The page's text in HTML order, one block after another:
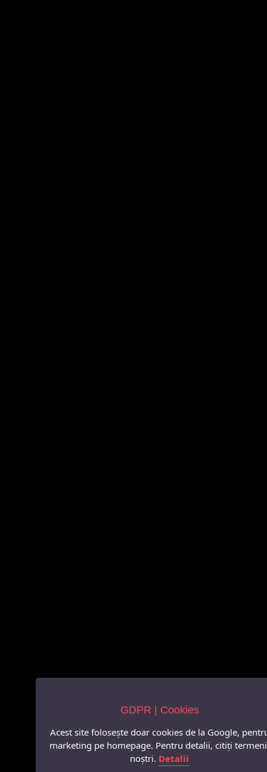
GDPR | Cookies
Acest site folosește doar cookies de la Google,
marketing pe homepage. Pentru detalii, citiți
noștri. Detalii